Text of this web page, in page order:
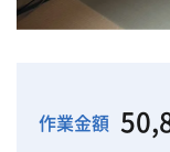
作業金額